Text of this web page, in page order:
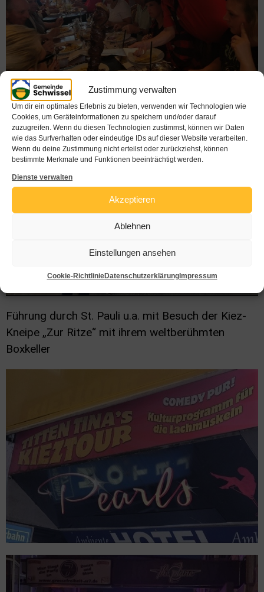
Zustimmung verwalten
Um dir ein optimales Erlebnis zu bieten, verwenden wir Technologien wie
Cookies, um Geräteinformationen zu speichern und/oder darauf
zuzugreifen. Wenn du diesen Technologien zustimmst, können wir Daten
wie das Surfverhalten oder eindeutige IDs auf dieser Website verarbeiten.
Wenn du deine Zustimmung nicht erteilst oder zurückziehst, können
bestimmte Merkmale und Funktionen beeinträchtigt werden.
Dienste verwalten
Akzeptieren
Ablehnen
Einstellungen ansehen
Cookie-RichtlinieDatenschutzerklärungImpressum
Führung durch St. Pauli u.a. mit Besuch der Kiez-
Kneipe „Zur Ritze“ mit ihrem weltberühmten
Boxkeller